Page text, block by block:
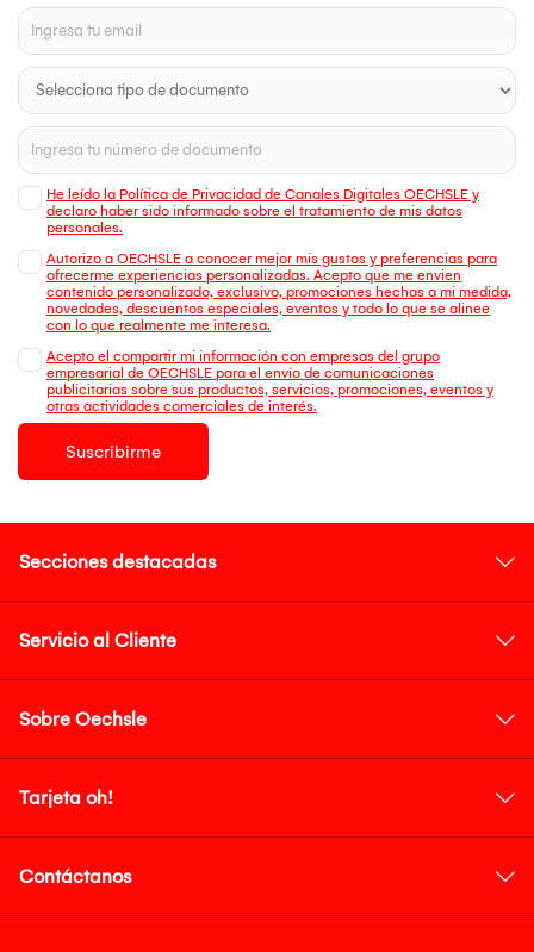
He leído la Política de Privacidad de Canales Digitales OECHSLE y
declaro haber sido informado sobre el tratamiento de mis datos
personales.
Autorizo a OECHSLE a conocer mejor mis gustos y preferencias para
ofrecerme experiencias personalizadas. Acepto que me envien
contenido personalizado, exclusivo, promociones hechas a mi medida,
novedades, descuentos especiales, eventos y todo lo que se alinee
con lo que realmente me interesa.
Acepto el compartir mi información con empresas del grupo
empresarial de OECHSLE para el envío de comunicaciones
publicitarias sobre sus productos, servicios, promociones, eventos y
otras actividades comerciales de interés.
Suscribirme
Secciones destacadas
Servicio al Cliente
Sobre Oechsle
Tarjeta oh!
Contáctanos